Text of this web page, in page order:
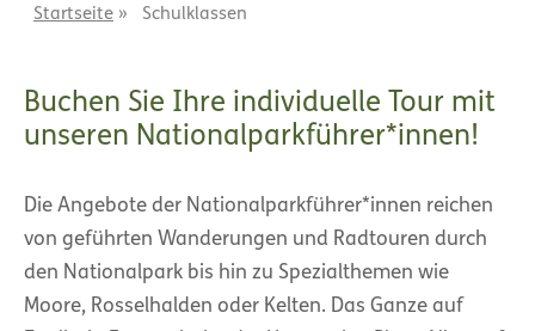
Startseite » Schulklassen
Buchen Sie Ihre individuelle Tour mit
unseren Nationalparkführer*innen!
Die Angebote der Nationalparkführer*innen reichen
von geführten Wanderungen und Radtouren durch
den Nationalpark bis hin zu Spezialthemen wie
Moore, Rosselhalden oder Kelten. Das Ganze auf